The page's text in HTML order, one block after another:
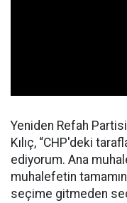
Yeniden Refah
Kılıç, “CHP'deki
ediyorum. Ana
muhalefetin
seçime gitmeden